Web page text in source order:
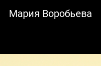
Мария Воробьева